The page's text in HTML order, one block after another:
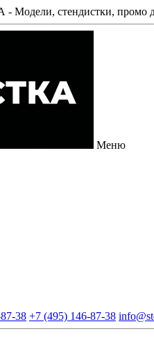
стендистки, промо
Меню
38 +7 (495) 146-87-38